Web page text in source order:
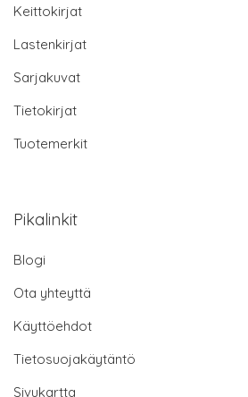
Keittokirjat
Lastenkirjat
Sarjakuvat
Tietokirjat
Tuotemerkit
Pikalinkit
Blogi
Ota yhteyttä
Käyttöehdot
Tietosuojakäytäntö
Sivukartta